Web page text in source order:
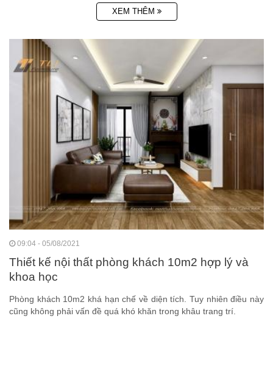
XEM THÊM
09:04 - 05/08/2021
Thiết kế nội thất phòng khách 10m2 hợp lý và
khoa học
Phòng khách 10m2 khá hạn chế về diện tích. Tuy nhiên điều này
cũng không phải vấn đề quá khó khăn trong khâu trang trí.